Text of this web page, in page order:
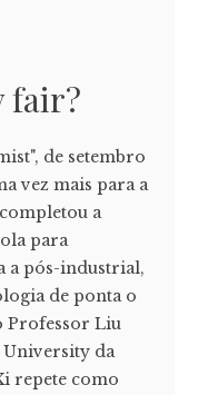
fair?
de setembro
vez mais para a
a
para
a pós-industrial,
de ponta o
Professor Liu
University da
repete como